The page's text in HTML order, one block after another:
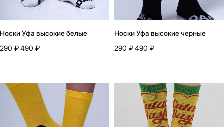
Носки Уфа высокие белые
290 ₽490 ₽
Носки Уфа высокие черные
290 ₽490 ₽